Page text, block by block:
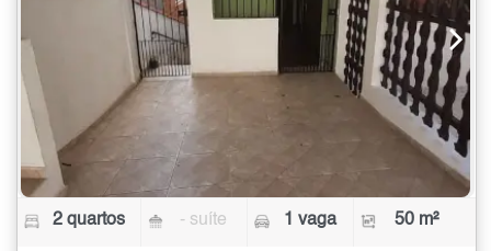
2 quartos - suíte 1 vaga 50 m²